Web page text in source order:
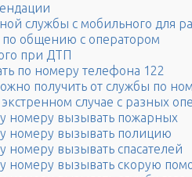
службы с мобильного для
общению с оператором
при ДТП
по номеру телефона 122
получить от службы по
случае с разных
номеру вызывать пожарных
номеру вызывать полицию
номеру вызывать спасателей
номеру вызывать скорую